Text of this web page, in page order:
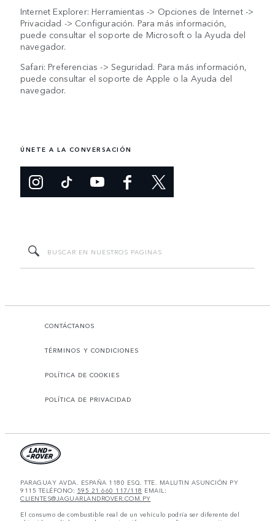
Internet Explorer: Herramientas -> Opciones de Internet ->
Privacidad -> Configuración. Para más información,
puede consultar el soporte de Microsoft o la Ayuda del
navegador.
Safari: Preferencias -> Seguridad. Para más información,
puede consultar el soporte de Apple o la Ayuda del
navegador.
ÚNETE A LA CONVERSACIÓN
CONTÁCTANOS
TÉRMINOS Y CONDICIONES
POLÍTICA DE COOKIES
POLÍTICA DE PRIVACIDAD
PARAGUAY AVDA. ESPAÑA 1180 ESQ. TTE. MALUTIN ASUNCIÓN PY
9115 TELÉFONO: 595 21 660 117/118 EMAIL:
CLIENTES@JAGUARLANDROVER.COM.PY
El consumo de combustible real de un vehículo podría ser diferente del